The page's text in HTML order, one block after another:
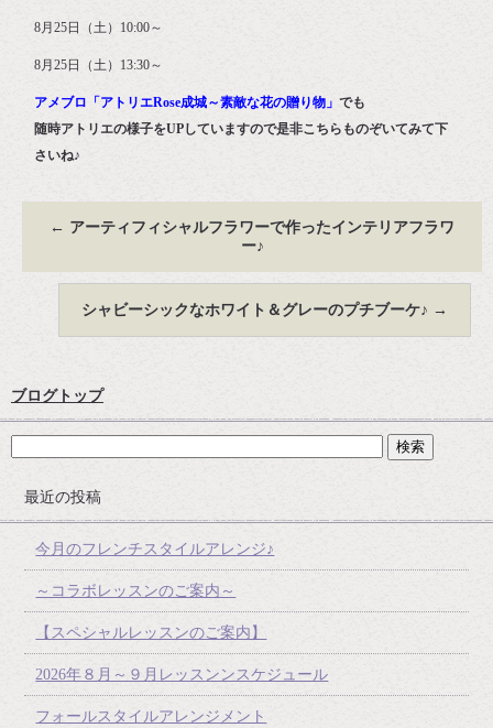
8月25日（土）10:00～
8月25日（土）13:30～
アメブロ「アトリエRose成城～素敵な花の贈り物」でも
随時アトリエの様子をUPしていますので是非こちらものぞいてみて下
さいね♪
← アーティフィシャルフラワーで作ったインテリアフラワ
ー♪
シャビーシックなホワイト＆グレーのプチブーケ♪ →
ブログトップ
最近の投稿
今月のフレンチスタイルアレンジ♪
～コラボレッスンのご案内～
【スペシャルレッスンのご案内】
2026年８月～９月レッスンンスケジュール
フォールスタイルアレンジメント